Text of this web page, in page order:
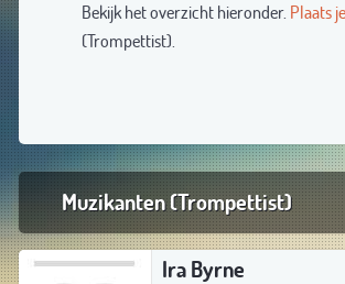
Bekijk het overzicht hieronder. Plaats
(Trompettist).
Muzikanten (Trompettist)
Ira Byrne